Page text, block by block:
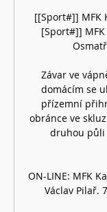
[[Sport#]] MFK
[Sport#]]
Závar ve
domácím se
přízemní
obránce ve
druhou půli
ON-LINE: MFK
Václav Pilař.